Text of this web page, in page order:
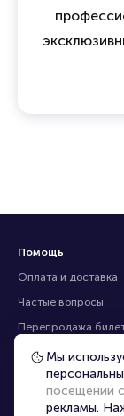
Помощь
Оплата и доставка
Частые вопросы
Перепродажа
Организаторам
Корпоративным
Мы
посещении
рекламы.